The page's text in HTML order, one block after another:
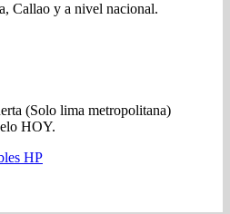
Callao y a nivel nacional.
(Solo lima metropolitana)
HOY.